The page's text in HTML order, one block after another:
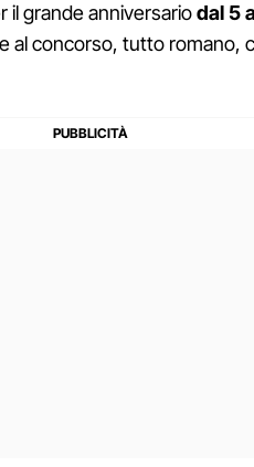
il grande anniversariodal 5
al concorso, tutto romano,